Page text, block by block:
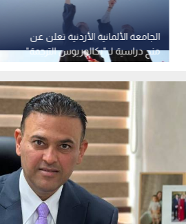
الجامعة الألمانية الأردنية تعلن عن
منح دراسية لـ "بكالوريوس الترجمة"
لعام 2026/2027